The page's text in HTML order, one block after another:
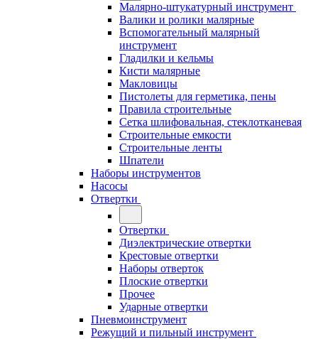
Малярно-штукатурный инструмент
Валики и ролики малярные
Вспомогательный малярный
инструмент
Гладилки и кельмы
Кисти малярные
Макловицы
Пистолеты для герметика, пены
Правила строительные
Сетка шлифовальная, стеклотканевая
Строительные емкости
Строительные ленты
Шпатели
Наборы инструментов
Насосы
Отвертки
Отвертки
Диэлектрические отвертки
Крестовые отвертки
Наборы отверток
Плоские отвертки
Прочее
Ударные отвертки
Пневмоинструмент
Режущий и пильный инструмент